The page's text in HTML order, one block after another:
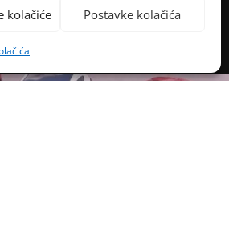
kolačiće Postavke kolačića